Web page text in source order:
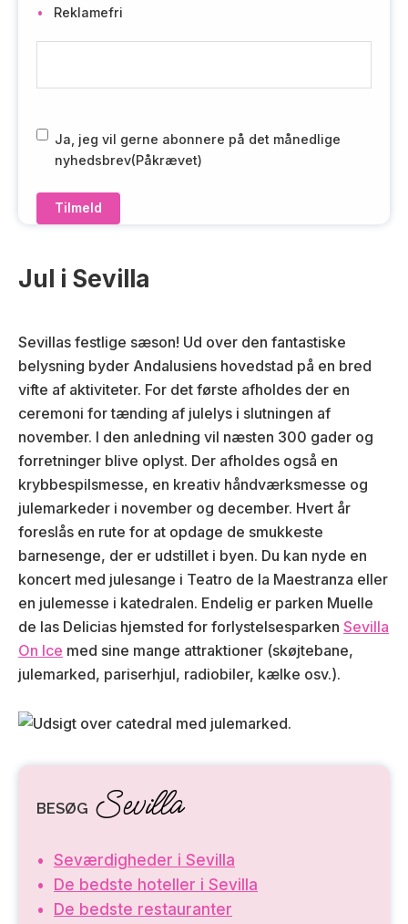
Reklamefri
m
i
P
å
æ
t
)
R
D
(
k
v
e
t
)
Ja, jeg vil gerne abonnere på det månedlige
nyhedsbrev(Påkrævet)
Jul i Sevilla
Sevillas festlige sæson! Ud over den fantastiske
belysning byder Andalusiens hovedstad på en bred
vifte af aktiviteter. For det første afholdes der en
ceremoni for tænding af julelys i slutningen af
november. I den anledning vil næsten 300 gader og
forretninger blive oplyst. Der afholdes også en
krybbespilsmesse, en kreativ håndværksmesse og
julemarkeder i november og december. Hvert år
foreslås en rute for at opdage de smukkeste
barnesenge, der er udstillet i byen. Du kan nyde en
koncert med julesange i Teatro de la Maestranza eller
en julemesse i katedralen. Endelig er parken Muelle
de las Delicias hjemsted for forlystelsesparken Sevilla
On Ice med sine mange attraktioner (skøjtebane,
julemarked, pariserhjul, radiobiler, kælke osv.).
BESØG Sevilla
Seværdigheder i Sevilla
De bedste hoteller i Sevilla
De bedste restauranter